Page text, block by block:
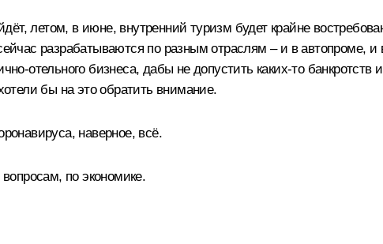
летом, в июне, внутренний туризм будет крайне
разрабатываются по разным отраслям – и в автопроме,
бизнеса, дабы не допустить каких‑то
бы на это обратить внимание.
наверное, всё.
по экономике.